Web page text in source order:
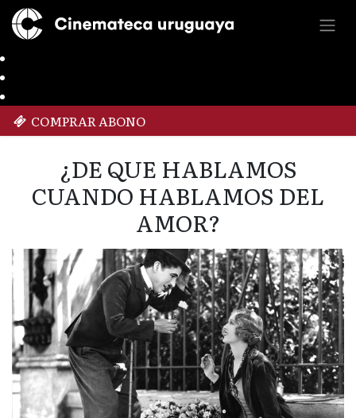
COMPRAR ABONO
¿DE QUE HABLAMOS
CUANDO HABLAMOS DEL
AMOR?